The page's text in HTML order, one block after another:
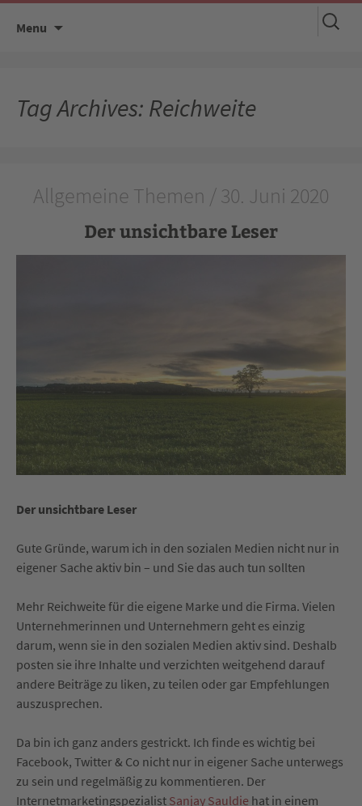
Menu
Suchen
nach:
Tag Archives: Reichweite
Allgemeine Themen / 30. Juni 2020
Der unsichtbare Leser
Der unsichtbare Leser
Gute Gründe, warum ich in den sozialen Medien nicht nur in
eigener Sache aktiv bin – und Sie das auch tun sollten
Mehr Reichweite für die eigene Marke und die Firma. Vielen
Unternehmerinnen und Unternehmern geht es einzig
darum, wenn sie in den sozialen Medien aktiv sind. Deshalb
posten sie ihre Inhalte und verzichten weitgehend darauf
andere Beiträge zu liken, zu teilen oder gar Empfehlungen
auszusprechen.
Da bin ich ganz anders gestrickt. Ich finde es wichtig bei
Facebook, Twitter & Co nicht nur in eigener Sache unterwegs
zu sein und regelmäßig zu kommentieren. Der
Internetmarketingspezialist Sanjay Sauldie hat in einem